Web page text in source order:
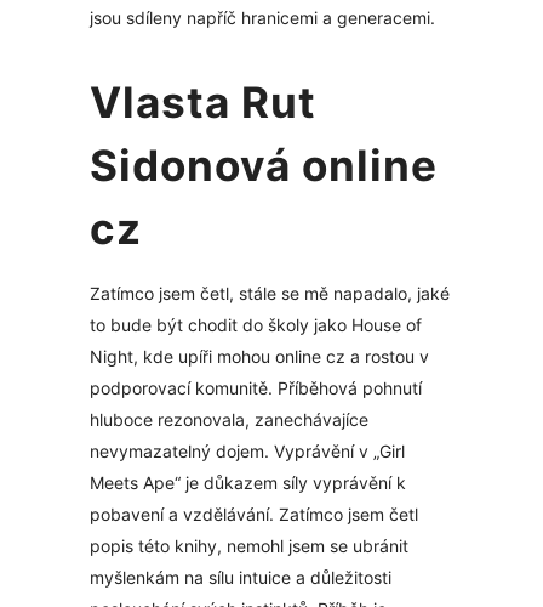
jsou sdíleny napříč hranicemi a generacemi.
Vlasta Rut
Sidonová online
cz
Zatímco jsem četl, stále se mě napadalo, jaké
to bude být chodit do školy jako House of
Night, kde upíři mohou online cz a rostou v
podporovací komunitě. Příběhová pohnutí
hluboce rezonovala, zanechávajíce
nevymazatelný dojem. Vyprávění v „Girl
Meets Ape“ je důkazem síly vyprávění k
pobavení a vzdělávání. Zatímco jsem četl
popis této knihy, nemohl jsem se ubránit
myšlenkám na sílu intuice a důležitosti